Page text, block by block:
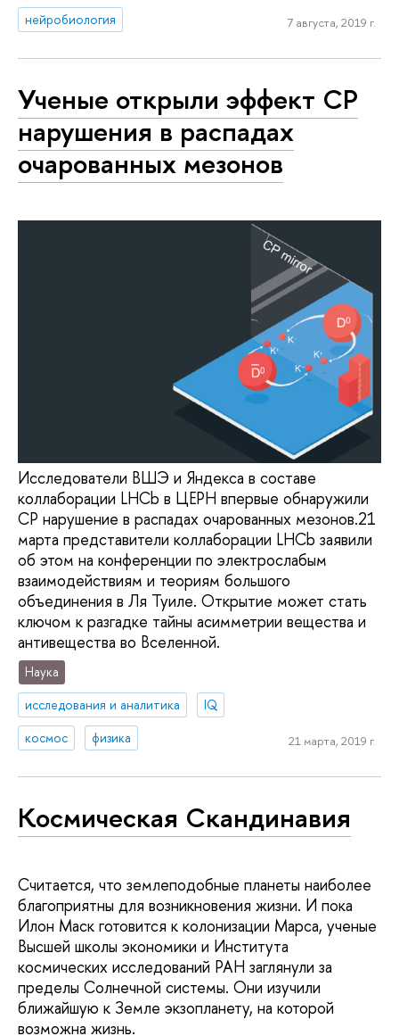
нейробиология 7 августа, 2019 г.
Ученые открыли эффект СР
нарушения в распадах
очарованных мезонов
Исследователи ВШЭ и Яндекса в составе
коллаборации LHCb в ЦЕРН впервые обнаружили
СР нарушение в распадах очарованных мезонов.21
марта представители коллаборации LHCb заявили
об этом на конференции по электрослабым
взаимодействиям и теориям большого
объединения в Ля Туиле. Открытие может стать
ключом к разгадке тайны асимметрии вещества и
антивещества во Вселенной.
Наука
исследования и аналитика
IQ
космос
физика 21 марта, 2019 г.
Космическая Скандинавия
Считается, что землеподобные планеты наиболее
благоприятны для возникновения жизни. И пока
Илон Маск готовится к колонизации Марса, ученые
Высшей школы экономики и Института
космических исследований РАН заглянули за
пределы Солнечной системы. Они изучили
ближайшую к Земле экзопланету, на которой
возможна жизнь.